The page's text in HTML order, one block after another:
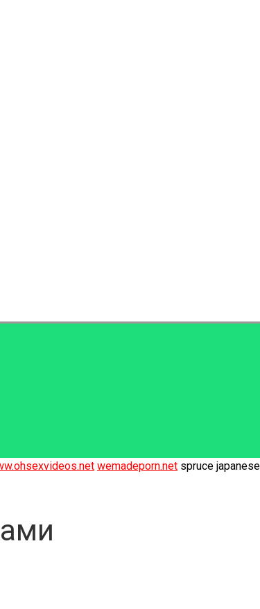
wemadeporn.net spruce